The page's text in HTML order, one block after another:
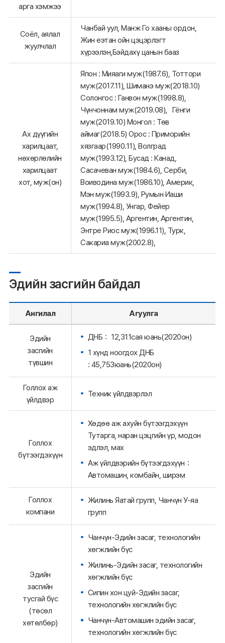
арга хэмжээ
Соёл, аялал
жуулчлал
Чанбай уул, Манж Го хааны ордон,
Жин еэтан ойн цэцэрлэгт
хүрээлэн,Бэйдахү цанын бааз
Ах дүүгийн
харилцаат,
нөхөрлөлийн
харилцаат
хот, муж(он)
Япон : Мияаги муж(1987.6), Тоттори
муж(2017.11), Шиманэ муж(2018.10)
Солонгос : Ганвон муж(1998.8),
Чүнчоннам муж(2019.08)，Гёнги
муж(2019.10) Монгол : Төв
аймаг(2018.5) Орос : Приморийн
хязгаар(1990.11), Волград
муж(1993.12), Бусад : Канад,
Сасачеван муж(1984.6), Серби,
Воиводина муж(1986.10), Америк,
Мэн муж(1993.9), Румын Иаши
муж(1994.8), Унгар, Фейер
муж(1995.5), Аргентин, Аргентин,
Энтре Риос муж(1996.11), Турк,
Сакариа муж(2002.8),
Эдийн засгийн байдал
Ангилал Агуулга
Эдийн
засгийн
түвшин
ДНБ： 12,311сая юань(2020он)
1 хүнд ноогдох ДНБ
: 45,753юань(2020он)
Голлох аж
үйлдвэр
Техник үйлдвэрлэл
Голлох
бүтээгдэхүүн
Хөдөө аж ахуйн бүтээгдэхүүн
Тутарга, наран цэцгийн үр, модон
эдлэл, мах
Аж үйлдвэрийн бүтээгдэхүүн：
Автомашин, комбайн, ширэм
Голлох
компани
Жилинь Яатай групп, Чанчүн У-яа
групп
Эдийн
засгийн
тусгай бүс
(төсөл
хөтөлбөр)
Чанчүн-Эдийн засаг, технологийн
хөгжлийн бүс
Жилинь-Эдийн засаг, технологийн
хөгжлийн бүс
Сипин хон цуй-Эдийн засаг,
технологийн хөгжлийн бүс
Чанчүн-Автомашин эдийн засаг,
технологийн хөгжлийн бүс